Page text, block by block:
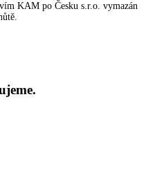
KAM po Česku s.r.o. vymazán